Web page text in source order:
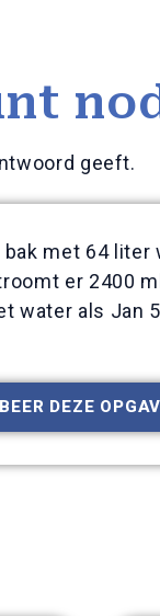
geeft.
met 64 liter
er 2400
water als Jan
DEZE